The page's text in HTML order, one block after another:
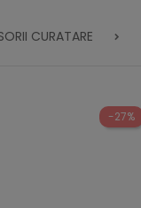
CURATARE
-27%